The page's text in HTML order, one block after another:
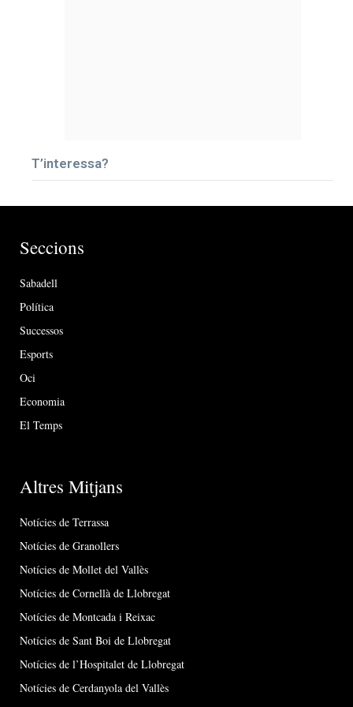
T’interessa?
Seccions
Sabadell
Política
Successos
Esports
Oci
Economia
El Temps
Altres Mitjans
Notícies de Terrassa
Notícies de Granollers
Notícies de Mollet del Vallès
Notícies de Cornellà de Llobregat
Notícies de Montcada i Reixac
Notícies de Sant Boi de Llobregat
Notícies de l’Hospitalet de Llobregat
Notícies de Cerdanyola del Vallès